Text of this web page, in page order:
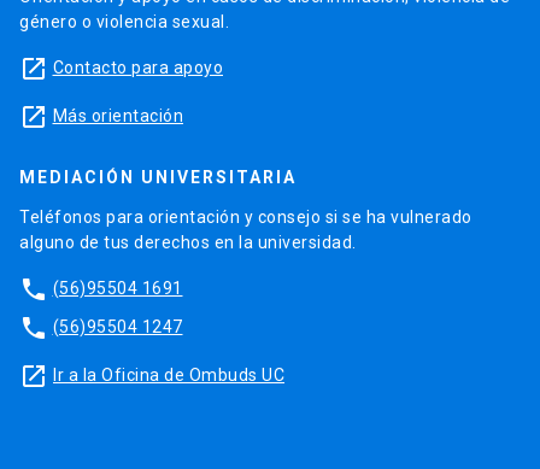
género o violencia sexual.
launch Contacto para apoyo
launch Más orientación
MEDIACIÓN UNIVERSITARIA
Teléfonos para orientación y consejo si se ha vulnerado
alguno de tus derechos en la universidad.
phone (56)95504 1691
phone (56)95504 1247
launch Ir a la Oficina de Ombuds UC